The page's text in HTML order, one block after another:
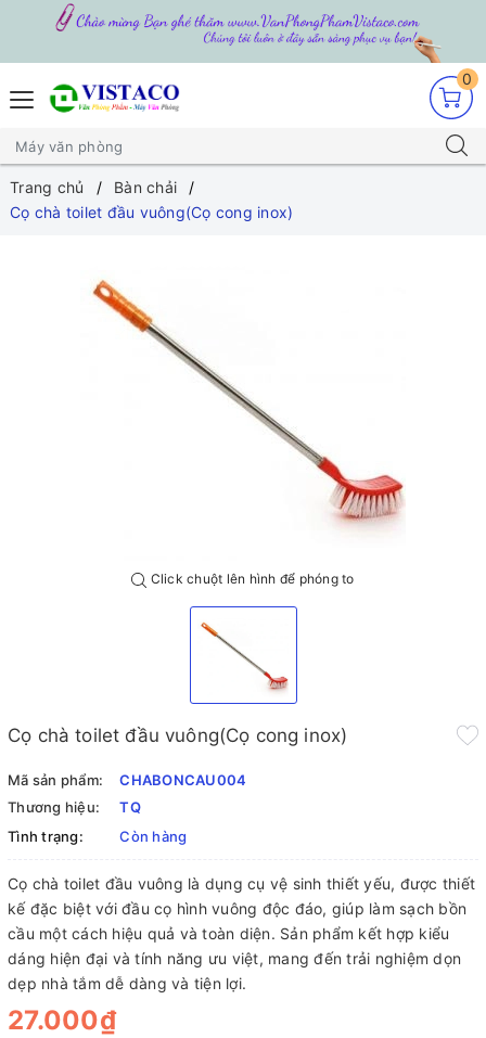
0
Trang chủ
Bàn chải
Cọ chà toilet đầu vuông(Cọ cong inox)
Click chuột lên hình để phóng to
Cọ chà toilet đầu vuông(Cọ cong inox)
Mã sản phẩm:
CHABONCAU004
Thương hiệu:
TQ
Tình trạng:
Còn hàng
Cọ chà toilet đầu vuông là dụng cụ vệ sinh thiết yếu, được thiết
kế đặc biệt với đầu cọ hình vuông độc đáo, giúp làm sạch bồn
cầu một cách hiệu quả và toàn diện. Sản phẩm kết hợp kiểu
dáng hiện đại và tính năng ưu việt, mang đến trải nghiệm dọn
dẹp nhà tắm dễ dàng và tiện lợi.
27.000₫